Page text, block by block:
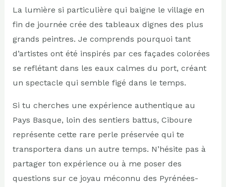
La lumière si particulière qui baigne le village en
fin de journée crée des tableaux dignes des plus
grands peintres. Je comprends pourquoi tant
d’artistes ont été inspirés par ces façades colorées
se reflétant dans les eaux calmes du port, créant
un spectacle qui semble figé dans le temps.
Si tu cherches une expérience authentique au
Pays Basque, loin des sentiers battus, Ciboure
représente cette rare perle préservée qui te
transportera dans un autre temps. N’hésite pas à
partager ton expérience ou à me poser des
questions sur ce joyau méconnu des Pyrénées-